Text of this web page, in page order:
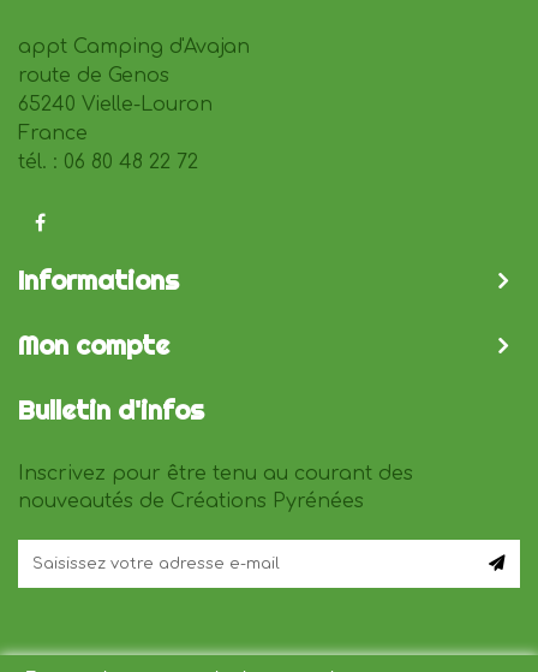
appt Camping d'Avajan
route de Genos
65240 Vielle-Louron
France
tél. : 06 80 48 22 72
Informations
Mon compte
Bulletin d'infos
Inscrivez pour être tenu au courant des
nouveautés de Créations Pyrénées